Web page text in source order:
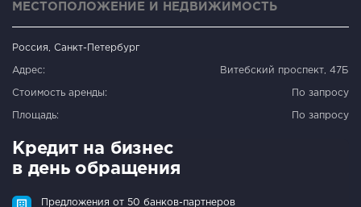
МЕСТОПОЛОЖЕНИЕ И НЕДВИЖИМОСТЬ
Россия, Санкт-Петербург
Адрес: Витебский проспект, 47Б
Стоимость аренды: По запросу
Площадь: По запросу
Кредит на бизнес
в день обращения
Предложения от 50 банков-партнеров